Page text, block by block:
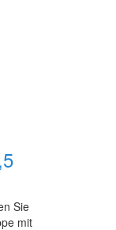
Sie
mit